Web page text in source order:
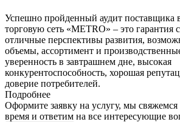
Успешно пройденный аудит поставщика
торговую сеть «METRO» – это гарантия
отличные перспективы развития,
объемы, ассортимент и
уверенность в завтрашнем дне, высокая
конкурентоспособность, хорошая
доверие потребителей.
Подробнее
Оформите заявку на услугу, мы
время и ответим на все интересующие